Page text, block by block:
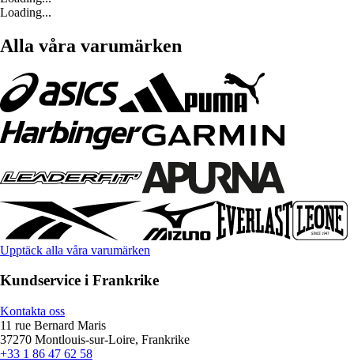
Loading...
Alla våra varumärken
Upptäck alla våra varumärken
Kundservice i Frankrike
Kontakta oss
11 rue Bernard Maris
37270 Montlouis-sur-Loire, Frankrike
+33 1 86 47 62 58